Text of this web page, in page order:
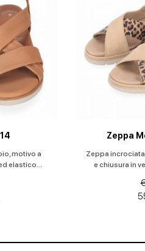
motivo a
elastico...
Zeppa
Zeppa
e chiusura in